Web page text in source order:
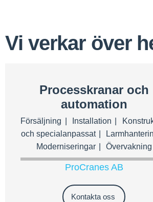
Vi verkar över
Processkranar och
automation
Försäljning Installation
och specialanpassat
Moderniseringar
Övervakning
ProCranes AB
Kontakta oss